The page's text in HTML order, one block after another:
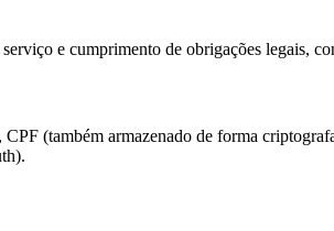
e cumprimento de obrigações legais,
(também armazenado de forma